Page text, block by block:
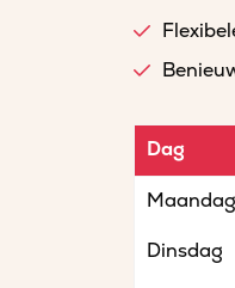
Dag
Maandag
Dinsdag